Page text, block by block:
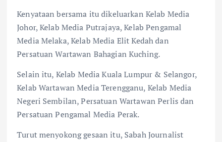
Kenyataan bersama itu dikeluarkan Kelab Media
Johor, Kelab Media Putrajaya, Kelab Pengamal
Media Melaka, Kelab Media Elit Kedah dan
Persatuan Wartawan Bahagian Kuching.
Selain itu, Kelab Media Kuala Lumpur & Selangor,
Kelab Wartawan Media Terengganu, Kelab Media
Negeri Sembilan, Persatuan Wartawan Perlis dan
Persatuan Pengamal Media Perak.
Turut menyokong gesaan itu, Sabah Journalist